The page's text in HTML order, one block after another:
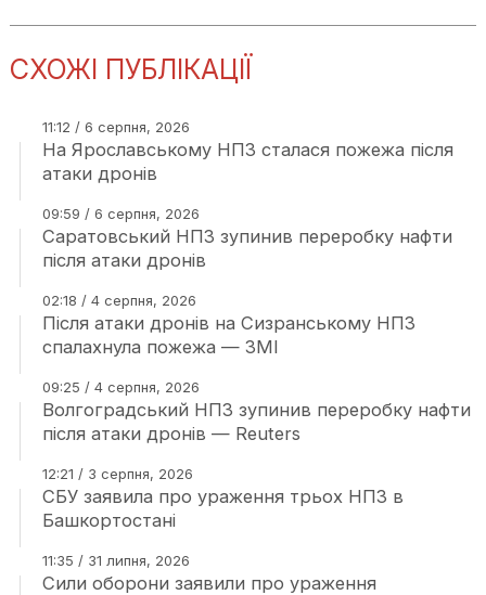
СХОЖІ ПУБЛІКАЦІЇ
11:12 / 6 серпня, 2026
На Ярославському НПЗ сталася пожежа після
атаки дронів
09:59 / 6 серпня, 2026
Саратовський НПЗ зупинив переробку нафти
після атаки дронів
02:18 / 4 серпня, 2026
Після атаки дронів на Сизранському НПЗ
спалахнула пожежа — ЗМІ
09:25 / 4 серпня, 2026
Волгоградський НПЗ зупинив переробку нафти
після атаки дронів — Reuters
12:21 / 3 серпня, 2026
СБУ заявила про ураження трьох НПЗ в
Башкортостані
11:35 / 31 липня, 2026
Сили оборони заявили про ураження